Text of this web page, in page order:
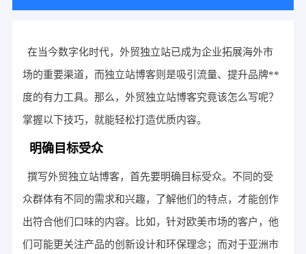
在当今数字化时代，外贸独立站已成为企业拓展海外市
场的重要渠道，而独立站博客则是吸引流量、提升品牌**
度的有力工具。那么，外贸独立站博客究竟该怎么写呢？
掌握以下技巧，就能轻松打造优质内容。
明确目标受众
撰写外贸独立站博客，首先要明确目标受众。不同的受
众群体有不同的需求和兴趣，了解他们的特点，才能创作
出符合他们口味的内容。比如，针对欧美市场的客户，他
们可能更关注产品的创新设计和环保理念；而对于亚洲市